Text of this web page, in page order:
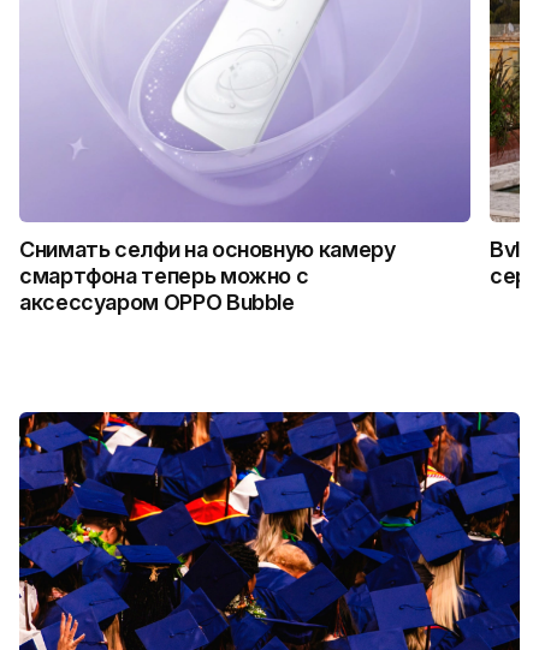
Снимать селфи на основную камеру
смартфона теперь можно с
аксессуаром OPPO Bubble